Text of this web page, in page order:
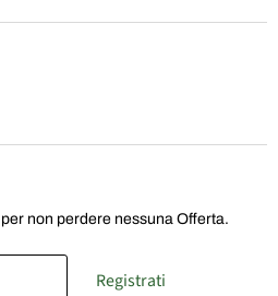
non perdere nessuna Offerta.
Registrati